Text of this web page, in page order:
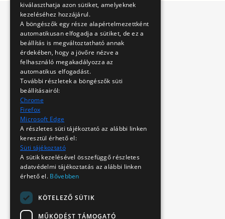
kiválaszthatja azon sütiket, amelyeknek
kezeléséhez hozzájárul.
A böngészők egy része alapértelmezettként
automatikusan elfogadja a sütiket, de ez a
beállítás is megváltoztatható annak
érdekében, hogy a jövőre nézve a
felhasználó megakadályozza az
automatikus elfogadást.
További részletek a böngészők süti
beállításairól:
Chrome
Firefox
Microsoft Edge
A részletes süti tájékoztató az alábbi linken
keresztül érhető el:
Süti tájékoztató
A sütik kezelésével összefüggő részletes
adatvédelmi tájékoztatás az alábbi linken
érhető el. Bővebben
KÖTELEZŐ SÜTIK
MŰKÖDÉST TÁMOGATÓ